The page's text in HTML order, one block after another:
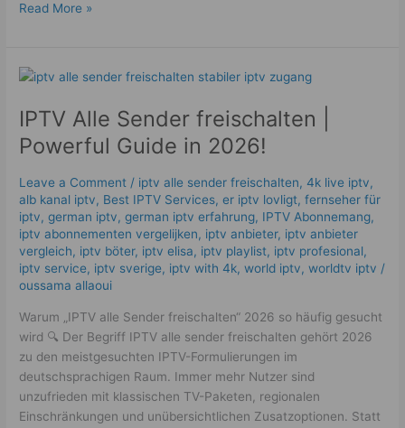
Read More »
IPTV Alle Sender freischalten |
Powerful Guide in 2026!
Leave a Comment / iptv alle sender freischalten,4k live iptv​,
alb kanal iptv, Best IPTV Services,er iptv lovligt,fernseher für
iptv,german iptv,german iptv erfahrung​, IPTV Abonnemang,
iptv abonnementen vergelijken, iptv anbieter, iptv anbieter
vergleich, iptv böter, iptv elisa, iptv playlist, iptv profesional,
iptv service, iptv sverige​, iptv with 4k,world iptv,worldtv iptv /
oussama allaoui
Warum „IPTV alle Sender freischalten“ 2026 so häufig gesucht
wird 🔍 Der Begriff IPTV alle sender freischalten gehört 2026
zu den meistgesuchten IPTV-Formulierungen im
deutschsprachigen Raum. Immer mehr Nutzer sind
unzufrieden mit klassischen TV-Paketen, regionalen
Einschränkungen und unübersichtlichen Zusatzoptionen. Statt
IPTV
Sender
freischalten
|
Guide
in
2026!